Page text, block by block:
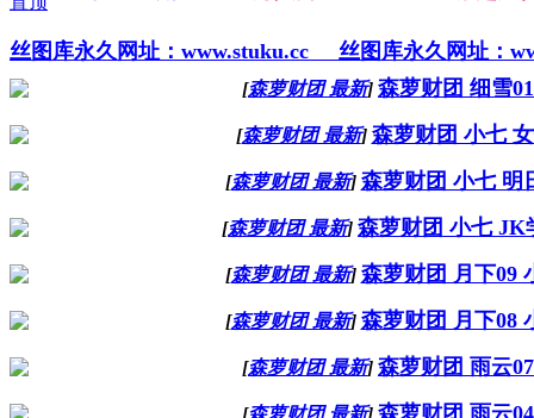
丝图库永久网址：www.stuku.cc 丝图库永久网址：
[森萝财团 最新] 森萝财团 细雪
[森萝财团 最新] 森萝财团 小七
[森萝财团 最新] 森萝财团 小七 明
[森萝财团 最新] 森萝财团 小七 JK
[森萝财团 最新] 森萝财团 月下09
[森萝财团 最新] 森萝财团 月下08
[森萝财团 最新] 森萝财团 雨云
[森萝财团 最新] 森萝财团 雨云